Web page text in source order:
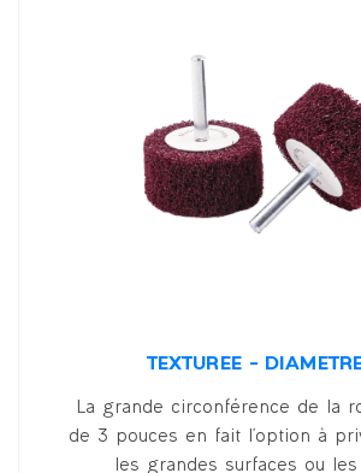
TEXTURÉE –
La grande circonférence de la
de 3 pouces en fait l'option à
les grandes surfaces ou les